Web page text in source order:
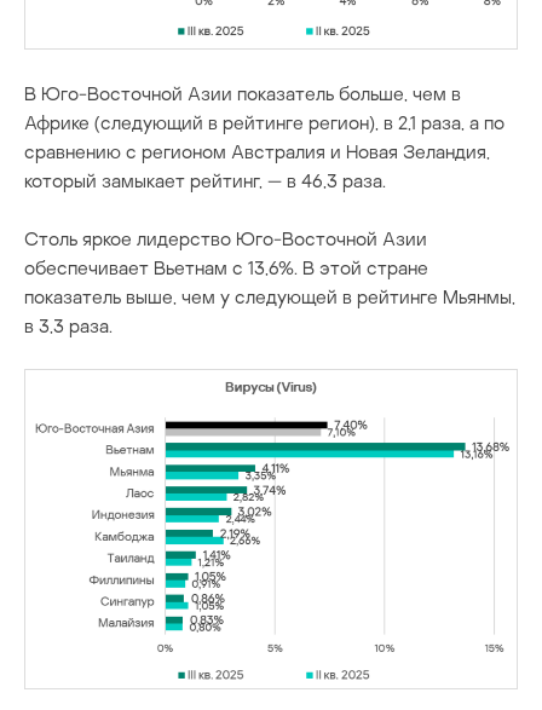
В Юго-Восточной Азии показатель больше, чем в
Африке (следующий в рейтинге регион), в 2,1 раза, а по
сравнению с регионом Австралия и Новая Зеландия,
который замыкает рейтинг, — в 46,3 раза.
Столь яркое лидерство Юго-Восточной Азии
обеспечивает Вьетнам с 13,6%. В этой стране
показатель выше, чем у следующей в рейтинге Мьянмы,
в 3,3 раза.